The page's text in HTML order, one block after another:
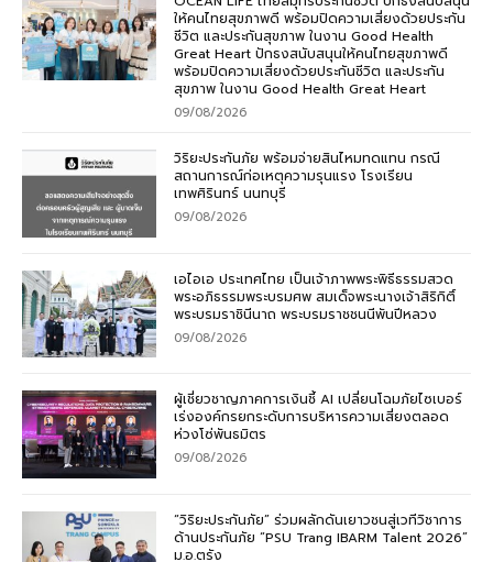
ให้คนไทยสุขภาพดี พร้อมปิดความเสี่ยงด้วยประกัน
ชีวิต และประกันสุขภาพ ในงาน Good Health
Great Heart ปักธงสนับสนุนให้คนไทยสุขภาพดี
พร้อมปิดความเสี่ยงด้วยประกันชีวิต และประกัน
สุขภาพ ในงาน Good Health Great Heart
09/08/2026
วิริยะประกันภัย พร้อมจ่ายสินไหมทดแทน กรณี
สถานการณ์ก่อเหตุความรุนแรง โรงเรียน
เทพศิรินทร์ นนทบุรี
09/08/2026
เอไอเอ ประเทศไทย เป็นเจ้าภาพพระพิธีธรรมสวด
พระอภิธรรมพระบรมศพ สมเด็จพระนางเจ้าสิริกิติ์
พระบรมราชินีนาถ พระบรมราชชนนีพันปีหลวง
09/08/2026
ผู้เชี่ยวชาญภาคการเงินชี้ AI เปลี่ยนโฉมภัยไซเบอร์
เร่งองค์กรยกระดับการบริหารความเสี่ยงตลอด
ห่วงโซ่พันธมิตร
09/08/2026
“วิริยะประกันภัย” ร่วมผลักดันเยาวชนสู่เวทีวิชาการ
ด้านประกันภัย “PSU Trang IBARM Talent 2026”
ม.อ.ตรัง